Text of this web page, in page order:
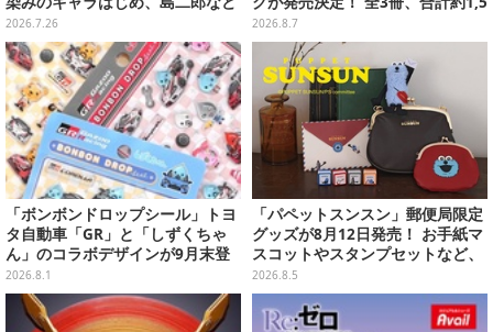
セイレーン編カード全22種
2026.7.26
00ページの大ボリュームでシリー
ズ30年を振り返る
2026.8.7
「ボンボンドロップシール」トヨ
タ自動車「GR」と「しずくちゃ
ん」のコラボデザインが9月末登
場！くま吉らも描かれた全4柄
2026.8.1
「パペットスンスン」郵便局限定
グッズが8月12日発売！ お手紙マ
スコットやスタンプセットなど、
可愛すぎる全5アイテムがライン
ナップ
2026.8.5